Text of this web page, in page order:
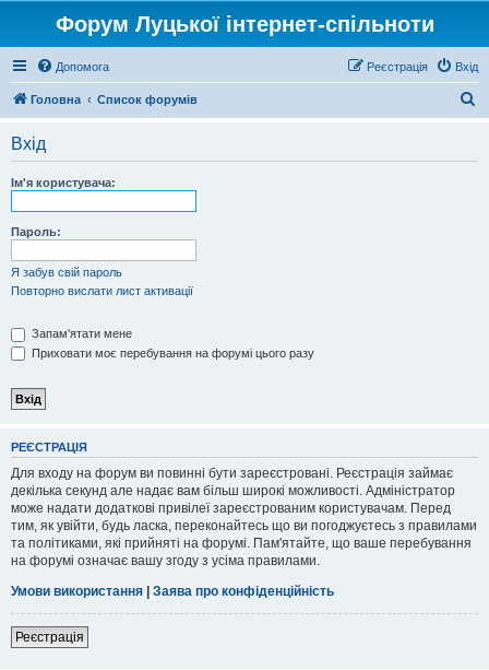
Форум Луцької інтернет-спільноти
Допомога Вхід
Реєстрація
Головна Список форумів
Вхід
Ім'я користувача:
Пароль:
Я забув свій пароль
Повторно вислати лист активації
Запам'ятати мене
Приховати моє перебування на форумі цього разу
РЕЄСТРАЦІЯ
Для входу на форум ви повинні бути зареєстровані. Реєстрація займає
декілька секунд але надає вам більш широкі можливості. Адміністратор
може надати додаткові привілеї зареєстрованим користувачам. Перед
тим, як увійти, будь ласка, переконайтесь що ви погоджуєтесь з правилами
та політиками, які прийняті на форумі. Пам'ятайте, що ваше перебування
на форумі означає вашу згоду з усіма правилами.
Умови використання | Заява про конфіденційність
Реєстрація